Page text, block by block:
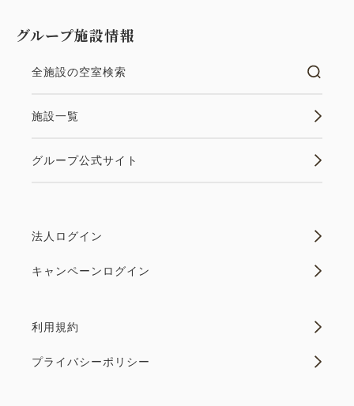
山陰の四季折々の味覚を盛り込んだお料理をごゆっく
りお楽しみください。 ●夕食のご案内：おたのしみ
板焼き。穴子の柳川鍋は熱々でお楽しみください。季
麦と地元...
空室カレンダー
グループ施設情報
全施設の空室検索
施設一覧
グループ公式サイト
法人ログイン
キャンペーンログイン
利用規約
プライバシーポリシー